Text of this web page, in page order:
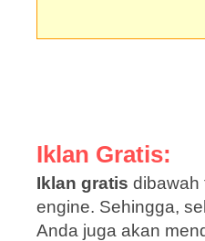
Iklan Gratis:
Iklan gratis dibawah
engine. Sehingga,
Anda juga akan